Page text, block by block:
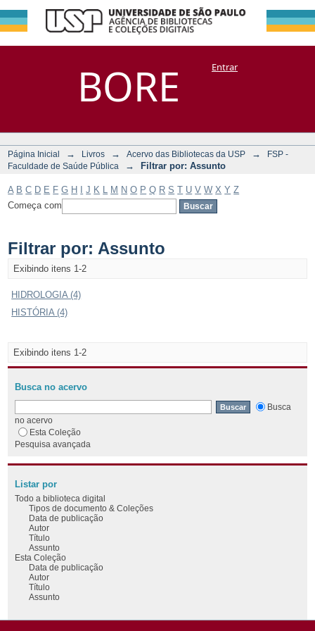
BORE
Filtrar por:
Assunto
DSpace/Manakin + CoriscoEntrar
Página Inicial → Livros → Acervo das Bibliotecas da USP →
FSP -
Faculdade de Saúde Pública
→ Filtrar por: Assunto
A B C D E F G H J K M N O P Q R S T U V W X Y Z
Começa com
Filtrar por: Assunto
Exibindo itens 1-2
HIDROLOGIA (4)
HISTÓRIA (4)
Exibindo itens 1-2
Busca no acervo
Busca
no acervo
Esta Coleção
Pesquisa avançada
Listar por
Todo a biblioteca digital
Tipos de documento & Coleções
Data de publicação
Autor
Título
Assunto
Esta Coleção
Data de publicação
Autor
Título
Assunto